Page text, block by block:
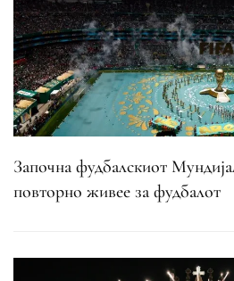
Започна фудбалскиот
повторно живее за фудбалот